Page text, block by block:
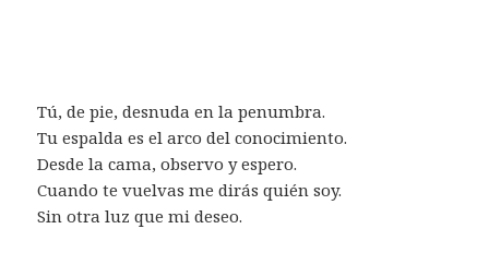
Tú, de pie, desnuda en la penumbra.
Tu espalda es el arco del conocimiento.
Desde la cama, observo y espero.
Cuando te vuelvas me dirás quién soy.
Sin otra luz que mi deseo.